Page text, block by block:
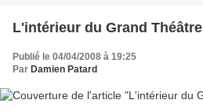
L'intérieur du Grand Théâtre
Publié le 04/04/2008 à 19:25
Par Damien Patard